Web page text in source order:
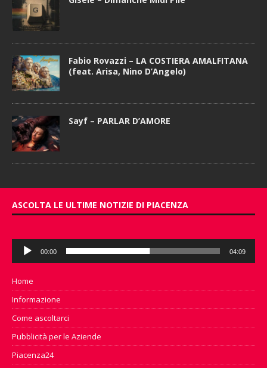
Fabio Rovazzi – LA COSTIERA AMALFITANA
(feat. Arisa, Nino D’Angelo)
Sayf – PARLAR D’AMORE
ASCOLTA LE ULTIME NOTIZIE DI PIACENZA
Audio
Player
00:00 04:09
Home
Informazione
Come ascoltarci
Pubblicità per le Aziende
Piacenza24